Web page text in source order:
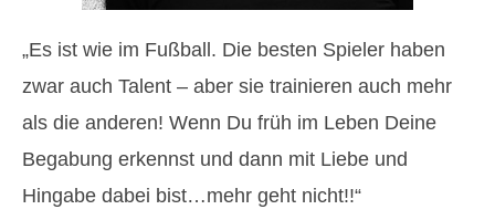
„Es ist wie im Fußball. Die besten Spieler haben
zwar auch Talent – aber sie trainieren auch mehr
als die anderen! Wenn Du früh im Leben Deine
Begabung erkennst und dann mit Liebe und
Hingabe dabei bist…mehr geht nicht!!“